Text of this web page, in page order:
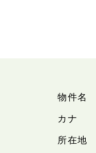
物件名
カナ
所在地